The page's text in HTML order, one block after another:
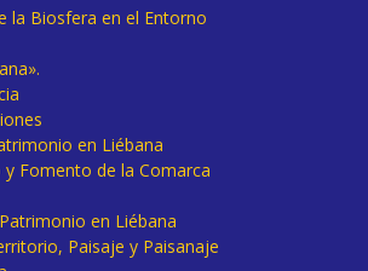
la Biosfera en el Entorno
en Liébana
Fomento de la Comarca
en Liébana
Paisaje y Paisanaje